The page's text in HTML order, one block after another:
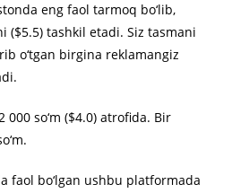
eng faol tarmoq bo‘lib,
($5.5) tashkil etadi. Siz tasmani
o‘tgan birgina reklamangiz
000 so‘m ($4.0) atrofida. Bir
faol bo‘lgan ushbu platformada